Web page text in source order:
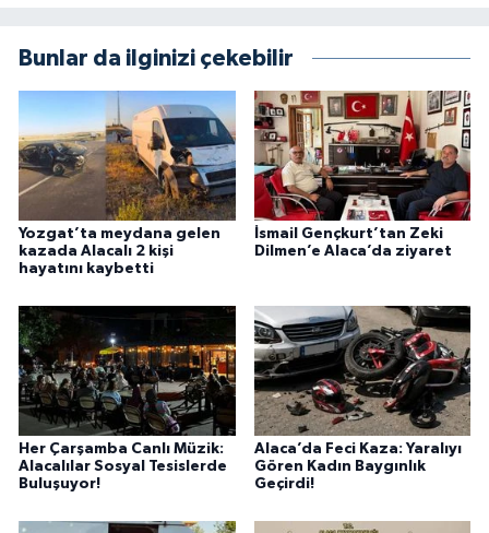
Bunlar da ilginizi çekebilir
Yozgat’ta meydana gelen
kazada Alacalı 2 kişi
hayatını kaybetti
İsmail Gençkurt’tan Zeki
Dilmen’e Alaca’da ziyaret
Her Çarşamba Canlı Müzik:
Alacalılar Sosyal Tesislerde
Buluşuyor!
Alaca’da Feci Kaza: Yaralıyı
Gören Kadın Baygınlık
Geçirdi!